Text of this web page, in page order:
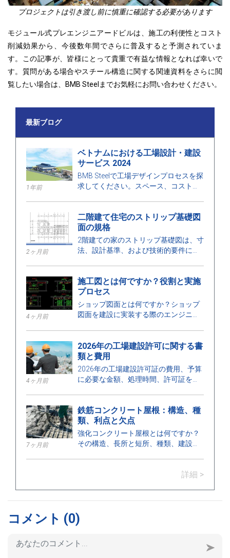
プロジェクトは引き渡し前に慎重に確認する必要があります
モジュール式プレエンジニアードビルは、施工の利便性とコスト
削減効果から、今後数年間でさらに普及すると予測されていま
す。この記事が、皆様にとって貴重で有益な情報となれば幸いで
す。質問がある場合やスチール構造に関する関連資料をさらに閲
覧したい場合は、BMB Steelまでお気軽にお問い合わせください。
最新ブログ
1年前
ベトナムにおける工場設計・建設
サービス 2024
BMB Steelで工場デザインプロセスを探
求してください。スペース、コストに
の建設を保証します。
2ヶ月前
二階建て住宅のストリップ基礎図
面の規格
2階建ての家のストリップ基礎図は、寸
法、設計基準、および技術的要件に関
4ヶ月前
施工図とは何ですか？役割と実施
プロセス
ショップ図面とは何ですか？ショップ
図面を建設に実装する際のエンジニア
4ヶ月前
2026年の工場建設許可に関する書
類と費用
2026年の工場建設許可証の費用、予算
に必要な金額、処理時間、許可証を発
7ヶ月前
鉄筋コンクリート屋根：構造、種
類、利点と欠点
強化コンクリート屋根とは何ですか？
その構造、長所と短所、種類、建設に
詳細 >
コメント (0)